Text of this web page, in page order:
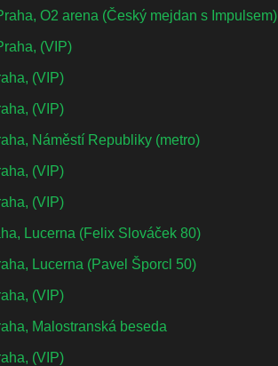
O2 arena (Český mejdan s Impulsem)
(VIP)
(VIP)
(VIP)
Náměstí Republiky (metro)
(VIP)
(VIP)
Lucerna (Felix Slováček 80)
Lucerna (Pavel Šporcl 50)
(VIP)
Malostranská beseda
(VIP)